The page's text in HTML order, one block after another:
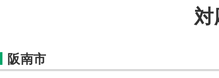
阪南市